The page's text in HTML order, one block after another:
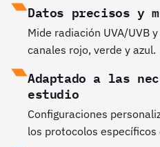
Datos precisos y
Mide radiación UVA/UVB
canales rojo, verde y azul.
Adaptado a las
estudio
Configuraciones
los protocolos específicos